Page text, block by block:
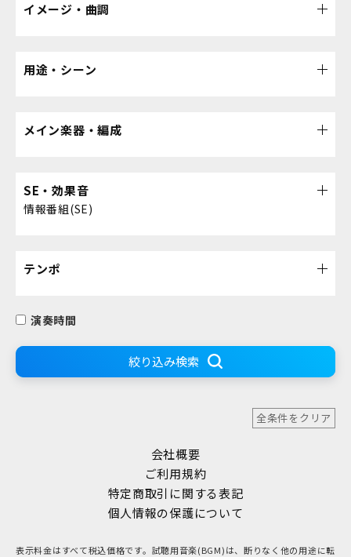
イメージ・曲調
用途・シーン
メイン楽器・編成
SE・効果音
情報番組(SE)
テンポ
演奏時間
絞り込み検索
全条件をクリア
会社概要
ご利用規約
特定商取引に関する表記
個人情報の保護について
表示料金はすべて税込価格です。試聴用音楽(BGM)は、断りなく他の用途に転